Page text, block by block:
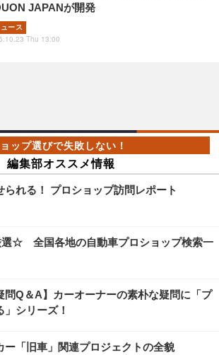
JAPANが開発
ース
Thu 13:00
編集部オススメ情報
られる！ プロショップ訪問レポート
☆ 全国各地の自動車プロショップ検索一
問Q＆A】カーオーナーの素朴な疑問に「プ
」シリーズ！
ー「旧車」関連プロジェクトの全貌